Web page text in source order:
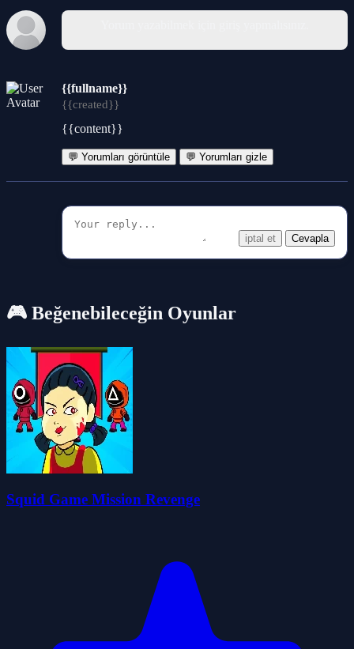
{{fullname}}
{{created}}
{{content}}
💬 Yorumları görüntüle 💬 Yorumları gizle
iptal et Cevapla
🎮 Beğenebileceğin Oyunlar
Squid Game Mission Revenge